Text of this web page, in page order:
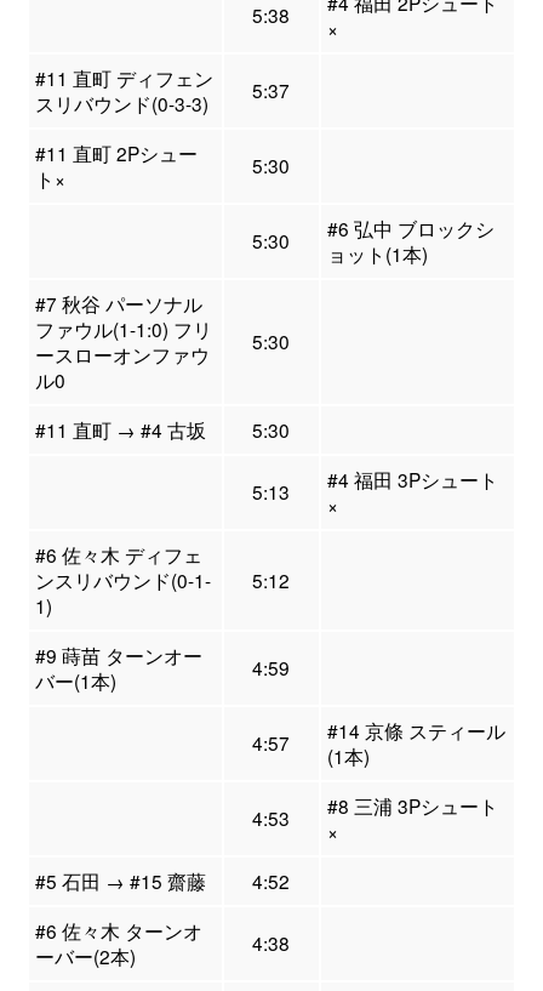
5:38
×
#11 直町 ディフェン
スリバウンド(0-3-3)
5:37
#11 直町 2Pシュー
ト×
5:30
5:30
#6 弘中 ブロックシ
ョット(1本)
#7 秋谷 パーソナル
ファウル(1-1:0) フリ
ースローオンファウ
ル0
5:30
#11 直町 → #4 古坂 5:30
5:13
#4 福田 3Pシュート
×
#6 佐々木 ディフェ
ンスリバウンド(0-1-
1)
5:12
#9 蒔苗 ターンオー
バー(1本)
4:59
4:57
#14 京條 スティール
(1本)
4:53
#8 三浦 3Pシュート
×
#5 石田 → #15 齋藤
4:52
#6 佐々木 ターンオ
ーバー(2本)
4:38